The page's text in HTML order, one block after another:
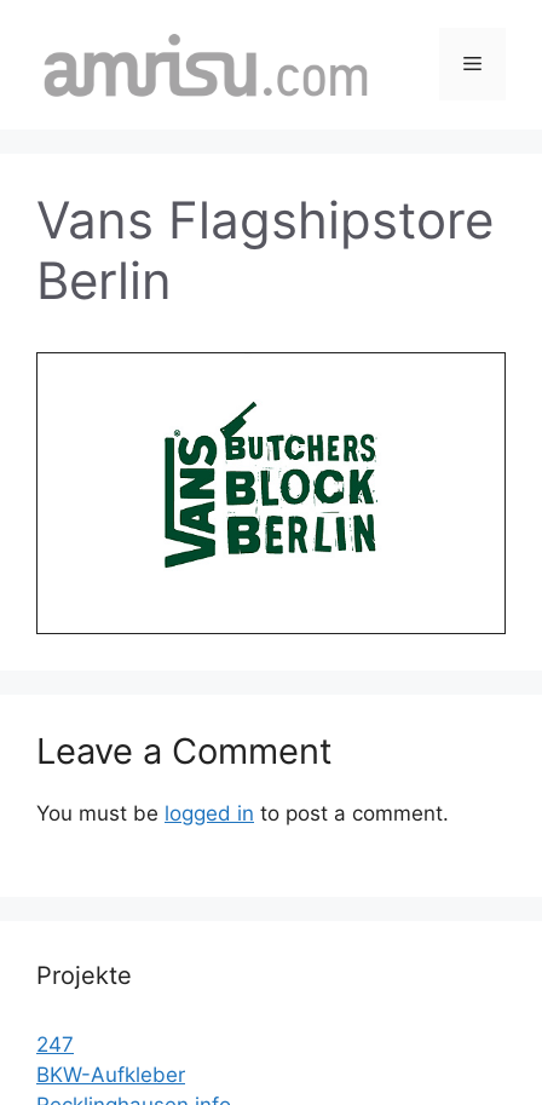
content
Menu
Vans Flagshipstore
Berlin
Leave a Comment
You must be logged in to post a comment.
Projekte
247
BKW-Aufkleber